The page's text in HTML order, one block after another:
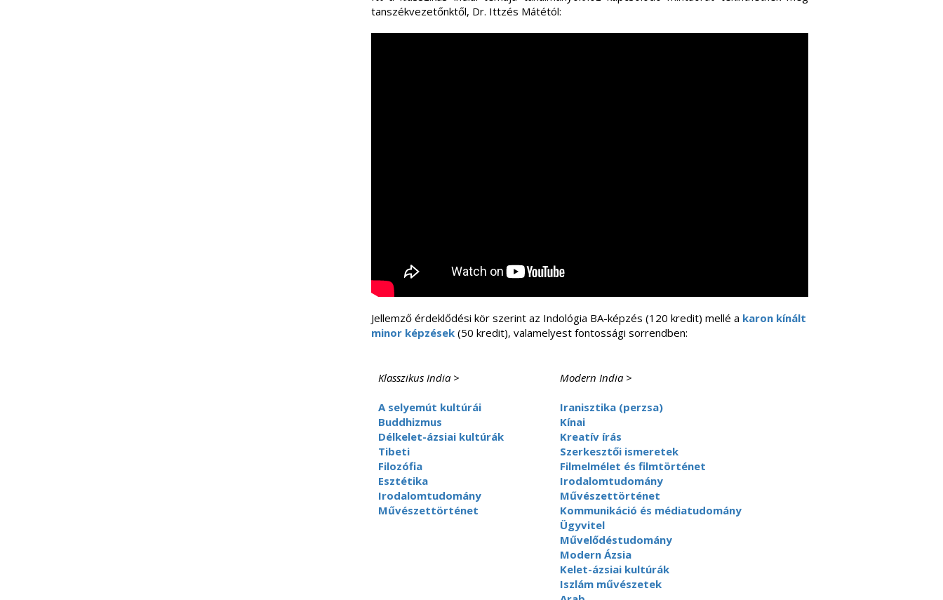
tanszékvezetőnktől, Dr. Ittzés Mátétól:
Jellemző érdeklődési kör szerint az Indológia BA-képzés (120 kredit) mellé a karon kínált
minor képzések(50 kredit), valamelyest fontossági sorrendben:
Klasszikus India>
A selyemút kultúrái
Buddhizmus
Délkelet-ázsiai kultúrák
Tibeti
Filozófia
Esztétika
Irodalomtudomány
Művészettörténet
Modern India>
Iranisztika (perzsa)
Kínai
Kreatív írás
Szerkesztői ismeretek
Filmelmélet és filmtörténet
Irodalomtudomány
Művészettörténet
Kommunikáció és médiatudomány
Ügyvitel
Művelődéstudomány
Modern Ázsia
Kelet-ázsiai kultúrák
Iszlám művészetek